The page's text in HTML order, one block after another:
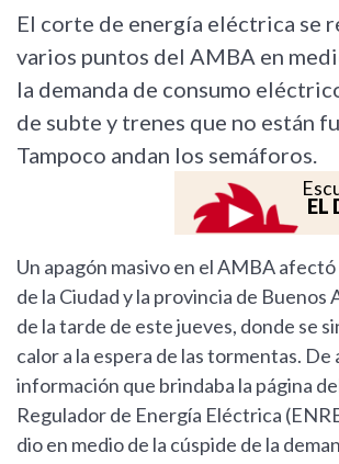
El corte de energía eléctrica se
varios puntos del AMBA en
la demanda de consumo
de subte y trenes que no están
Tampoco andan los semáforos.
EL
Un apagón masivo en el AMBA
de la Ciudad y la provincia de Buenos
de la tarde de este jueves, donde se
calor a la espera de las tormentas. De
información que brindaba la página
Regulador de Energía Eléctrica
dio en medio de la cúspide de la